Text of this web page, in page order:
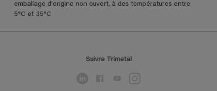
emballage d'origine non ouvert, à des températures entre
5°C et 35°C
Suivre Trimetal